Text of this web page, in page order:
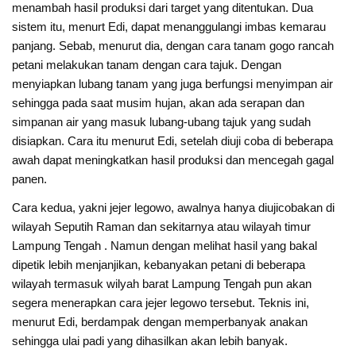
menambah hasil produksi dari target yang ditentukan. Dua
sistem itu, menurt Edi, dapat menanggulangi imbas kemarau
panjang. Sebab, menurut dia, dengan cara tanam gogo rancah
petani melakukan tanam dengan cara tajuk. Dengan
menyiapkan lubang tanam yang juga berfungsi menyimpan air
sehingga pada saat musim hujan, akan ada serapan dan
simpanan air yang masuk lubang-ubang tajuk yang sudah
disiapkan. Cara itu menurut Edi, setelah diuji coba di beberapa
awah dapat meningkatkan hasil produksi dan mencegah gagal
panen.
Cara kedua, yakni jejer legowo, awalnya hanya diujicobakan di
wilayah Seputih Raman dan sekitarnya atau wilayah timur
Lampung Tengah . Namun dengan melihat hasil yang bakal
dipetik lebih menjanjikan, kebanyakan petani di beberapa
wilayah termasuk wilyah barat Lampung Tengah pun akan
segera menerapkan cara jejer legowo tersebut. Teknis ini,
menurut Edi, berdampak dengan memperbanyak anakan
sehingga ulai padi yang dihasilkan akan lebih banyak.